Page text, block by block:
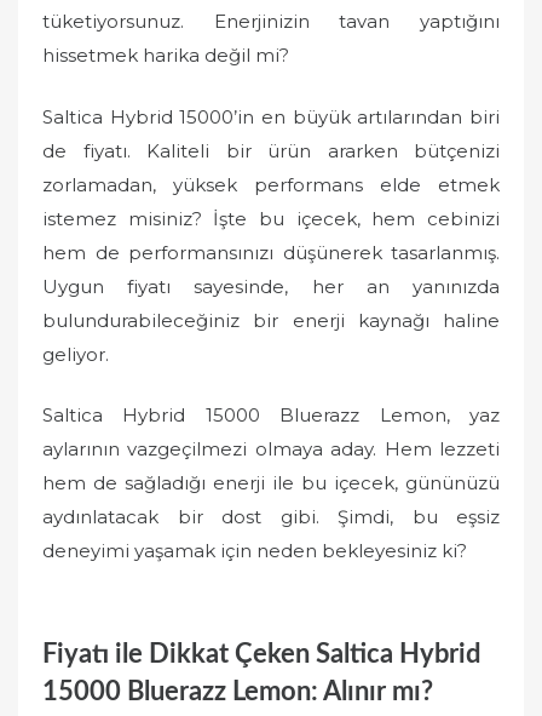
tüketiyorsunuz. Enerjinizin tavan yaptığını
hissetmek harika değil mi?
Saltica Hybrid 15000’in en büyük artılarından biri
de fiyatı. Kaliteli bir ürün ararken bütçenizi
zorlamadan, yüksek performans elde etmek
istemez misiniz? İşte bu içecek, hem cebinizi
hem de performansınızı düşünerek tasarlanmış.
Uygun fiyatı sayesinde, her an yanınızda
bulundurabileceğiniz bir enerji kaynağı haline
geliyor.
Saltica Hybrid 15000 Bluerazz Lemon, yaz
aylarının vazgeçilmezi olmaya aday. Hem lezzeti
hem de sağladığı enerji ile bu içecek, gününüzü
aydınlatacak bir dost gibi. Şimdi, bu eşsiz
deneyimi yaşamak için neden bekleyesiniz ki?
Fiyatı ile Dikkat Çeken Saltica Hybrid
15000 Bluerazz Lemon: Alınır mı?